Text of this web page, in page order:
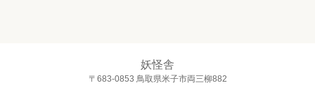
妖怪舎
〒683-0853 鳥取県米子市両三柳882